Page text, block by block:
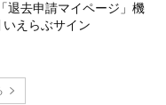
退去申請マイページ」機
いえらぶサイン